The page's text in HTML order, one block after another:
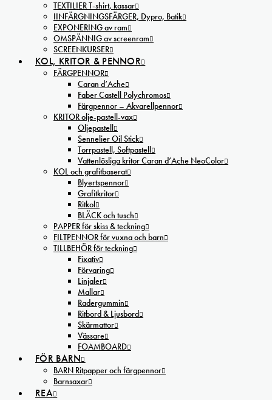
TEXTILIER T-shirt, kassar
IINFÄRGNINGSFÄRGER, Dypro, Batik
EXPONERING av ram
OMSPÄNNIG av screenram
SCREENKURSER
KOL, KRITOR & PENNOR
FÄRGPENNOR
Caran d’Ache
Faber Castell Polychromos
Färgpennor – Akvarellpennor
KRITOR olje-pastell-vax
Oljepastell
Sennelier Oil Stick
Torrpastell, Softpastell
Vattenlösliga kritor Caran d’Ache NeoColor
KOL och grafitbaserat
Blyertspennor
Grafitkritor
Ritkol
BLÄCK och tusch
PAPPER för skiss & teckning
FILTPENNOR för vuxna och barn
TILLBEHÖR för teckning
Fixativ
Förvaring
Linjaler
Mallar
Radergummin
Ritbord & Ljusbord
Skärmattor
Vässare
FOAMBOARD
FÖR BARN
BARN Ritpapper och färgpennor
Barnsaxar
REA